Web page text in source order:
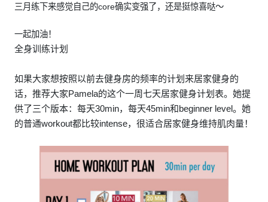
三月练下来感觉自己的core确实变强了，还是挺惊喜哒～
一起加油！
全身训练计划
如果大家想按照以前去健身房的频率的计划来居家健身的
话，推荐大家Pamela的这个一周七天居家健身计划表。她提
供了三个版本：每天30min，每天45min和beginner level。她
的普通workout都比较intense，很适合居家健身维持肌肉量！